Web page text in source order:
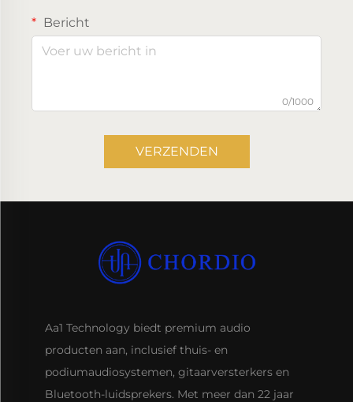
Bericht
0/1000
VERZENDEN
Aa1 Technology biedt premium audio
producten aan, inclusief thuis- en
podiumaudiosystemen, gitaarversterkers en
Bluetooth-luidsprekers. Met meer dan 22 jaar